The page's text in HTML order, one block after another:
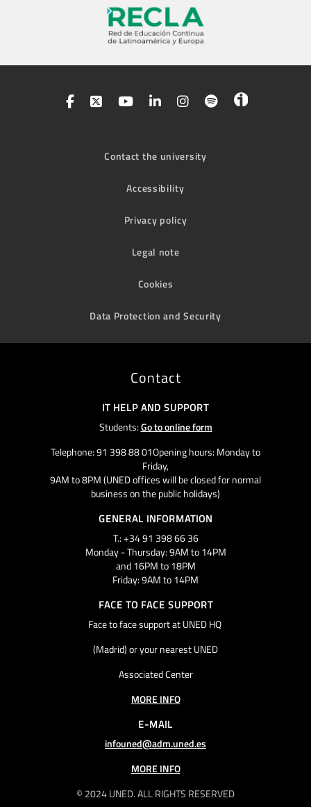
Contact the university
Accessibility
Privacy policy
Legal note
Cookies
Data Protection and Security
© 2024 UNED. ALL RIGHTS RESERVED
Contact
IT HELP AND SUPPORT
Students:Go to online form
Telephone: 91 398 88 01Opening hours: Monday to
Friday,
9AM to 8PM (UNED offices will be closed for normal
business on the public holidays)
GENERAL INFORMATION
T.: +34 91 398 66 36
Monday - Thursday: 9AM to 14PM
and 16PM to 18PM
Friday: 9AM to 14PM
FACE TO FACE SUPPORT
Face to face support at UNED HQ
(Madrid) or your nearest UNED
Associated Center
MORE INFO
E-MAIL
infouned@adm.uned.es
MORE INFO